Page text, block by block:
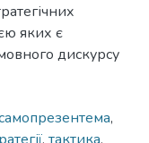
яких є
дискурсу
,